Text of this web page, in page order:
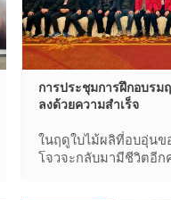
การประชุมการฝึกอบรม
ลงด้วยความสําเร็จ
ในฤดูใบไม้ผลิที่อบอุ่นข
โจวจะกลับมามีชีวิตอีก